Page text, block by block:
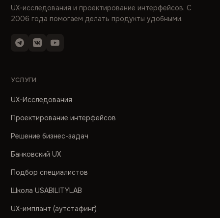
UX-исследования и проектирование интерфейсов. С
2006 года помогаем делать продукты удобными.
УСЛУГИ
UX-Исследования
Проектирование интерфейсов
Решение бизнес-задач
Банковский UX
Подбор специалистов
Школа USABILITYLAB
UX-имплант (аутстафинг)